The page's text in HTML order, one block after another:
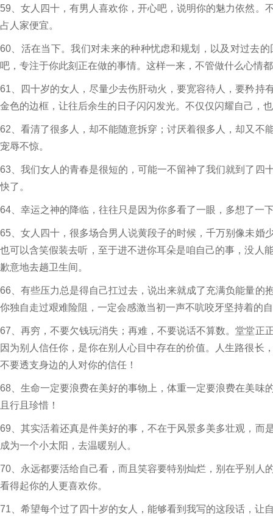
59、女人四十，有男人喜欢你，开心吧，说明你的魅力依然。
占人家便宜。
60、活在当下。我们对未来的种种忧虑和规划，以及对过去
吧，专注于你此刻正在做的事情。这样一来，不管做什么心情
61、四十岁的女人，尽量少去伤肝动火，要宽容待人，要矜持
金色的边框，让往后余生的日子闪闪发光。不仅仅闪耀自己，
62、看清了很多人，却不能随意拆穿；讨厌着很多人，却又不
宠辱不惊。
63、我们女人的青春是很短的，可能一不留神了我们就到了四
快了。
64、幸运之神的降临，往往只是因为你多看了一眼，多想了一
65、女人四十，很多场合男人说黄段子的时候，千万别像未婚
也可以含笑假装去听，至于进不进你耳朵是咱自己的事，没人
歉意地去趟卫生间。
66、有些压力总是得自己扛过去，说出来就成了充满负能量的
你独自走过艰难险阻，一定会感激当初一声不吭咬牙坚持着的
67、再穷，不要欠钱玩消失；再难，不要说话不算数。堂堂正
因为别人信任你，是你在别人心目中存在的价值。人生路很长
不要透支身边的人对你的信任！
68、生命一定要浪费在美好的事物上，体重一定要浪费在美味
且行且珍惜！
69、其实活着还真是件美好的事，不在于风景多美多壮观，而
成为一个小太阳，去温暖别人。
70、永远都要活给自己看，而且笑容要特别灿烂，别在乎别人
看得起你的人更喜欢你。
71、希望每个过了四十岁的女人，能够看到我写的这段话，让